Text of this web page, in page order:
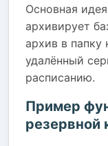
Основная
архивирует
архив в папку
удалённый
расписанию.
Пример
резервной